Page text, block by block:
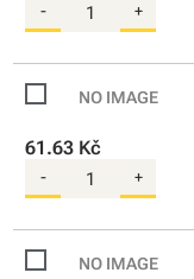
- +
61.63 Kč
- +